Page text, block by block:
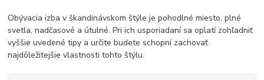
Obývacia izba v škandinávskom štýle je pohodlné miesto, plné
svetla, nadčasové a útulné. Pri ich usporiadaní sa oplatí zohľadniť
vyššie uvedené tipy a určite budete schopní zachovať
najdôležitejšie vlastnosti tohto štýlu.